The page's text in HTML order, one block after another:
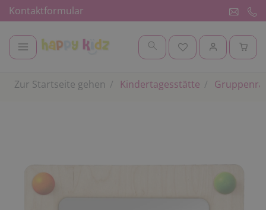
Kontaktformular
Zur Startseite gehen Kindertagesstätte